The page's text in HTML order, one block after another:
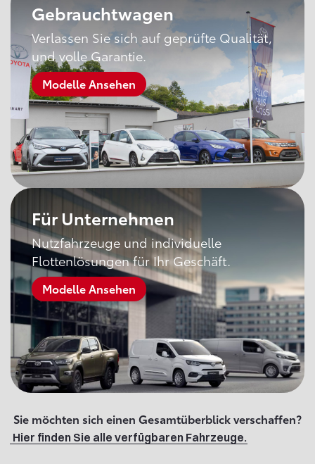
Gebrauchtwagen
Verlassen Sie sich auf geprüfte Qualität,
und volle Garantie.
Modelle Ansehen
Für Unternehmen
Nutzfahrzeuge und individuelle
Flottenlösungen für Ihr Geschäft.
Modelle Ansehen
Sie möchten sich einen Gesamtüberblick verschaffen?
Hier finden Sie alle verfügbaren Fahrzeuge.